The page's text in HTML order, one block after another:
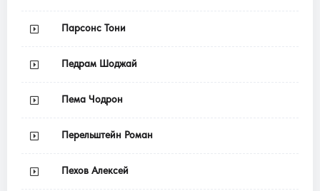
Парсонс Тони
Педрам Шоджай
Пема Чодрон
Перельштейн Роман
Пехов Алексей